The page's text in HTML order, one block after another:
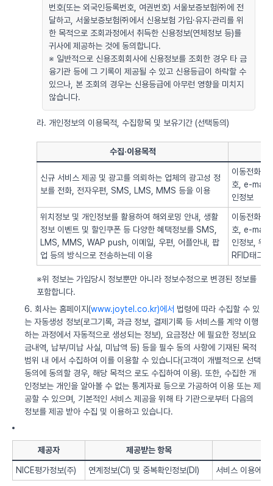
번호(또는 외국인등록번호, 여권번호) 서울보증보험㈜에 전
달하고, 서울보증보험㈜에서 신용보험 가입·유지·관리를 위
한 목적으로 조회과정에서 취득한 신용정보(연체정보 등)를
귀사에 제공하는 것에 동의합니다.
※ 일반적으로 신용조회회사에 신용정보를 조회한 경우 타 금
융기관 등에 그 기록이 제공될 수 있고 신용등급이 하락할 수
있으나, 본 조회의 경우는 신용등급에 아무런 영향을 미치지
않습니다.
라. 개인정보의 이용목적, 수집항목 및 보유기간 (선택동의)
수집·이용목적
신규 서비스 제공 및 광고를 의뢰하는 업체의 광고성 정
보를 전화, 전자우편, SMS, LMS, MMS 등을 이용
이동전화번
호, e-mail,
인정보
위치정보 및 개인정보를 활용하여 해외로밍 안내, 생활
정보 이벤트 및 할인쿠폰 등 다양한 혜택정보를 SMS,
LMS, MMS, WAP push, 이메일, 우편, 어플안내, 팝
업 등의 방식으로 전송하는데 이용
이동전화번
호, e-mail,
인정보, 위
RFID태그
※위 정보는 가입당시 정보뿐만 아니라 정보수정으로 변경된 정보를
포함합니다.
6. 회사는 홈페이지(www.joytel.co.kr)에서 법령에 따라 수집할 수 있
는 자동생성 정보(로그기록, 과금 정보, 결제기록 등 서비스를 계약 이행
하는 과정에서 자동적으로 생성되는 정보), 요금정산 에 필요한 정보(요
금내역, 납부/미납 사실, 미납액 등) 등을 필수 동의 사항에 기재된 목적
범위 내 에서 수집하여 이를 이용할 수 있습니다(고객이 개별적으로 선택
동의에 동의할 경우, 해당 목적으 로도 수집하여 이용). 또한, 수집한 개
인정보는 개인을 알아볼 수 없는 통계자료 등으로 가공하여 이용 또는 제
공할 수 있으며, 기본적인 서비스 제공을 위해 타 기관으로부터 다음의
정보를 제공 받아 수집 및 이용하고 있습니다.
제공자 제공받는 항목
NICE평가정보(주) 연계정보(CI) 및 중복확인정보(DI) 서비스 이용에